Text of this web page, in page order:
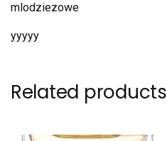
mlodziezowe
yyyyy
Related products